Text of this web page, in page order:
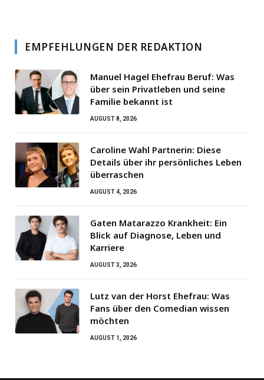
EMPFEHLUNGEN DER REDAKTION
Manuel Hagel Ehefrau Beruf: Was
über sein Privatleben und seine
Familie bekannt ist
AUGUST 8, 2026
Caroline Wahl Partnerin: Diese
Details über ihr persönliches Leben
überraschen
AUGUST 4, 2026
Gaten Matarazzo Krankheit: Ein
Blick auf Diagnose, Leben und
Karriere
AUGUST 3, 2026
Lutz van der Horst Ehefrau: Was
Fans über den Comedian wissen
möchten
AUGUST 1, 2026